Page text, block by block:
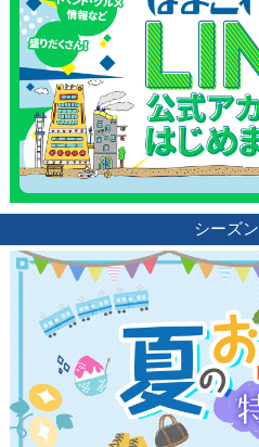
シーズ
観光ガイド
ランキング